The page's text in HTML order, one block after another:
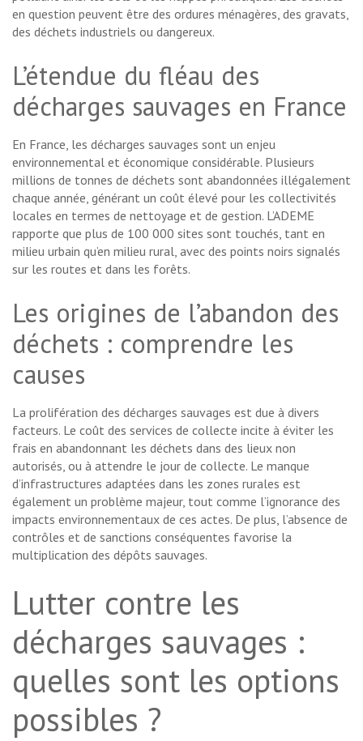
en question peuvent être des ordures ménagères, des gravats,
des déchets industriels ou dangereux.
L’étendue du fléau des
décharges sauvages en France
En France, les décharges sauvages sont un enjeu
environnemental et économique considérable. Plusieurs
millions de tonnes de déchets sont abandonnées illégalement
chaque année, générant un coût élevé pour les collectivités
locales en termes de nettoyage et de gestion. L’ADEME
rapporte que plus de 100 000 sites sont touchés, tant en
milieu urbain qu’en milieu rural, avec des points noirs signalés
sur les routes et dans les forêts.
Les origines de l’abandon des
déchets : comprendre les
causes
La prolifération des décharges sauvages est due à divers
facteurs. Le coût des services de collecte incite à éviter les
frais en abandonnant les déchets dans des lieux non
autorisés, ou à attendre le jour de collecte. Le manque
d’infrastructures adaptées dans les zones rurales est
également un problème majeur, tout comme l’ignorance des
impacts environnementaux de ces actes. De plus, l’absence de
contrôles et de sanctions conséquentes favorise la
multiplication des dépôts sauvages.
Lutter contre les
décharges sauvages :
quelles sont les options
possibles ?